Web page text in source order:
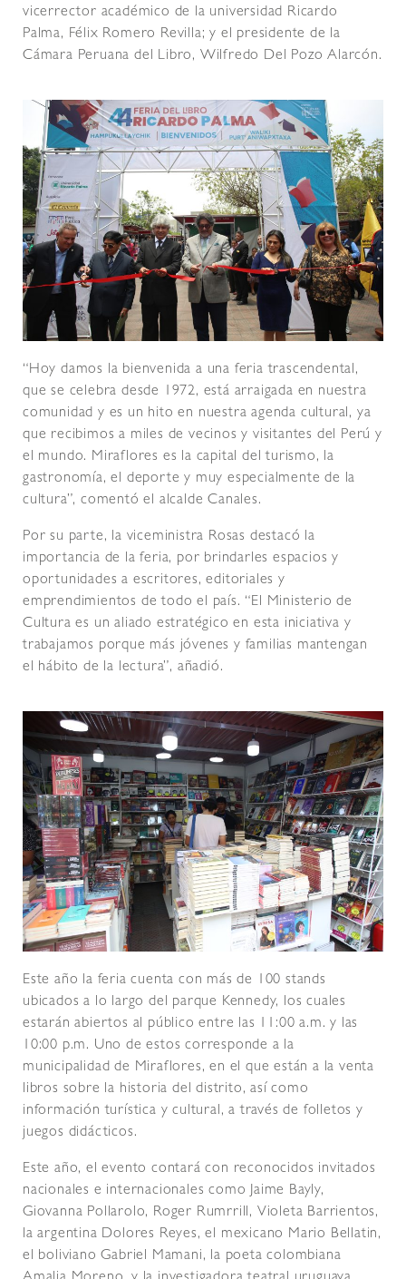
vicerrector académico de la universidad Ricardo
Palma, Félix Romero Revilla; y el presidente de la
Cámara Peruana del Libro, Wilfredo Del Pozo Alarcón.
“Hoy damos la bienvenida a una feria trascendental,
que se celebra desde 1972, está arraigada en nuestra
comunidad y es un hito en nuestra agenda cultural, ya
que recibimos a miles de vecinos y visitantes del Perú y
el mundo. Miraflores es la capital del turismo, la
gastronomía, el deporte y muy especialmente de la
cultura”, comentó el alcalde Canales.
Por su parte, la viceministra Rosas destacó la
importancia de la feria, por brindarles espacios y
oportunidades a escritores, editoriales y
emprendimientos de todo el país. “El Ministerio de
Cultura es un aliado estratégico en esta iniciativa y
trabajamos porque más jóvenes y familias mantengan
el hábito de la lectura”, añadió.
Este año la feria cuenta con más de 100 stands
ubicados a lo largo del parque Kennedy, los cuales
estarán abiertos al público entre las 11:00 a.m. y las
10:00 p.m. Uno de estos corresponde a la
municipalidad de Miraflores, en el que están a la venta
libros sobre la historia del distrito, así como
información turística y cultural, a través de folletos y
juegos didácticos.
Este año, el evento contará con reconocidos invitados
nacionales e internacionales como Jaime Bayly,
Giovanna Pollarolo, Roger Rumrrill, Violeta Barrientos,
la argentina Dolores Reyes, el mexicano Mario Bellatin,
el boliviano Gabriel Mamani, la poeta colombiana